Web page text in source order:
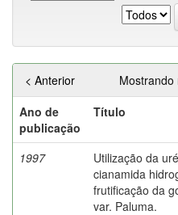
Mostrando
< Anterior
Ano de
publicação
Título
1997
Utilização da
cianamida
frutificação da
var. Paluma.